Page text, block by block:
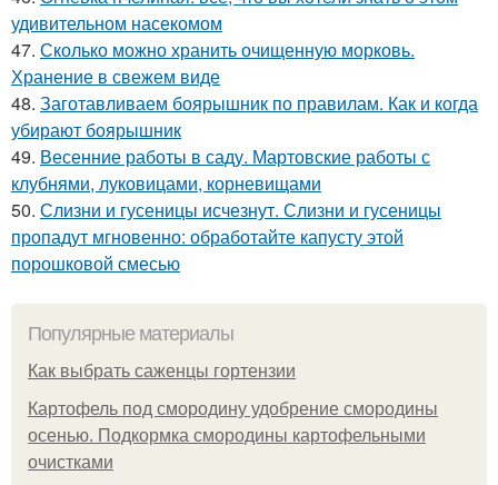
удивительном насекомом
47. Сколько можно хранить очищенную морковь.
Хранение в свежем виде
48. Заготавливаем боярышник по правилам. Как и когда
убирают боярышник
49. Весенние работы в саду. Мартовские работы с
клубнями, луковицами, корневищами
50. Слизни и гусеницы исчезнут. Слизни и гусеницы
пропадут мгновенно: обработайте капусту этой
порошковой смесью
Популярные материалы
Как выбрать саженцы гортензии
Картофель под смородину удобрение смородины
осенью. Подкормка смородины картофельными
очистками